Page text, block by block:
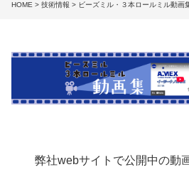
HOME > 技術情報 > ビーズミル・３本ロールミル動画
弊社webサイトで公開中の動